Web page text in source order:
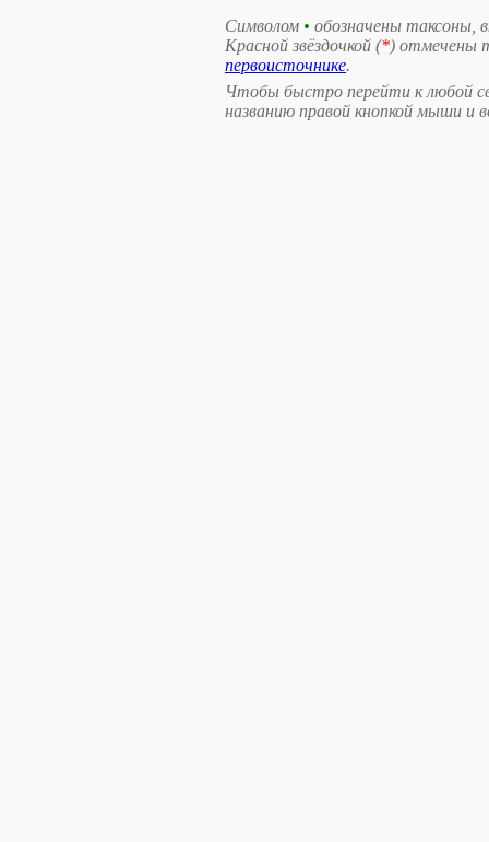
Символом • обозначены таксоны,
Красной звёздочкой (*) отмечены
первоисточнике.
Чтобы быстро перейти к любой
названию правой кнопкой мыши и